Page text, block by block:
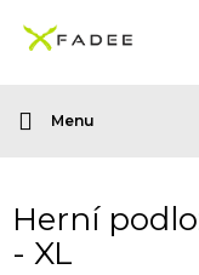
obsah
Herní
- XL